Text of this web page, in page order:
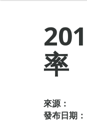
率
來源：
發布日期：